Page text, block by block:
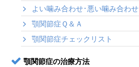
よい噛み合わせ･悪い噛み合わせ
顎関節症Ｑ＆Ａ
顎関節症チェックリスト
顎関節症の治療方法